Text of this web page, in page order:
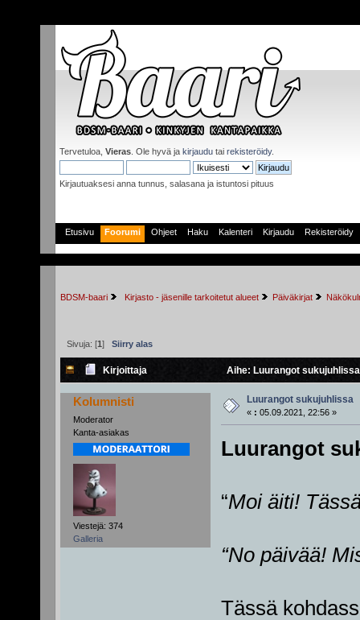
Tervetuloa, Vieras . Ole hyvä ja kirjaudu tai rekisteröidy.
Kirjautuaksesi anna tunnus, salasana ja istuntosi pituus
Etusivu Foorumi Ohjeet Haku Kalenteri Kirjaudu Rekisteröidy
BDSM-baari Kirjasto - jäsenille tarkoitetut alueet Päiväkirjat
Sivuja: [1] Siirry alas
Kirjoittaja Aihe: Luurangot
Kolumnisti
Moderator
Kanta-asiakas
Viestejä: 374
Galleria
Luurangot sukujuhlissa
« : 05.09.2021, 22:56 »
Luurangot
“Moi äiti!
“No päivää!
Tässä